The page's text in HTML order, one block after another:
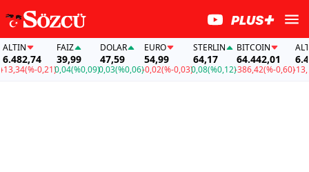
(%-0,21)
39,99
0,04(%0,09)
DOLAR
47,59
0,03(%0,06)
EURO
54,99
-0,02(%-0,03)
STERLIN
64,17
0,08(%0,12)
BITCOIN
64.442,01
-386,42(%-0,60)
ALTIN
-13,34